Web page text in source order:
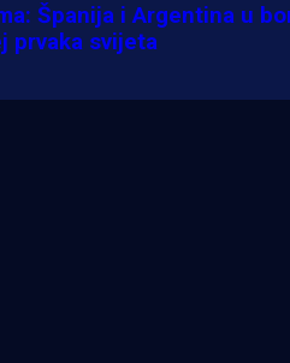
Španija i Argentina u
prvaka svijeta